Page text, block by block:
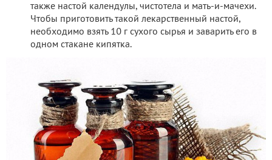
также настой календулы, чистотела и мать-и-мачехи.
Чтобы приготовить такой лекарственный настой,
необходимо взять 10 г сухого сырья и заварить его в
одном стакане кипятка.